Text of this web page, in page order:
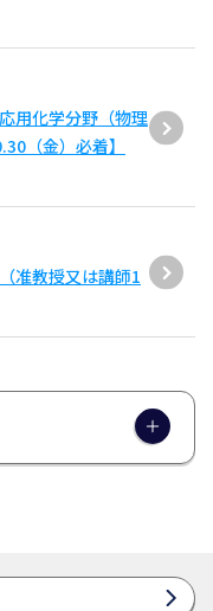
用化学分野（物理
（金）必着】
准教授又は講師1